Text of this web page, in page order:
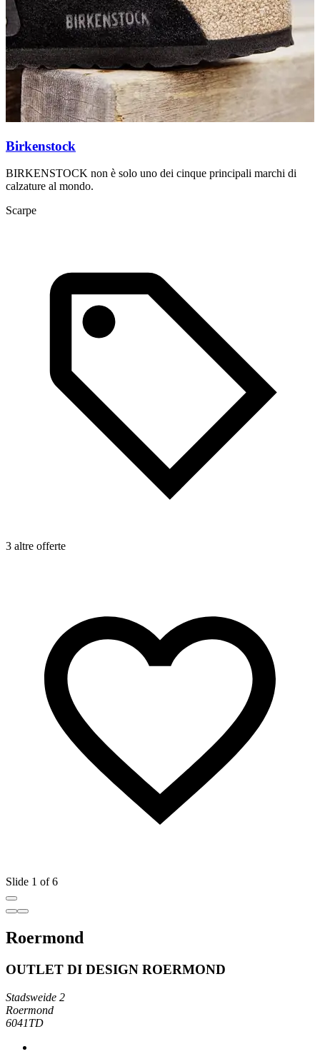
Birkenstock
BIRKENSTOCK non è solo uno dei cinque principali marchi di
calzature al mondo.
Scarpe
3 altre offerte
Slide 1 of 6
Roermond
OUTLET DI DESIGN ROERMOND
Stadsweide 2
Roermond
6041TD